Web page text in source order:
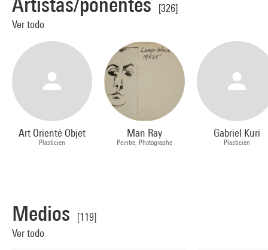
[326]
Ver todo
Art Orienté Objet
Plasticien
Man Ray
Peintre, Photographe
Gabriel Kuri
Plasticien
Medios
[119]
Ver todo